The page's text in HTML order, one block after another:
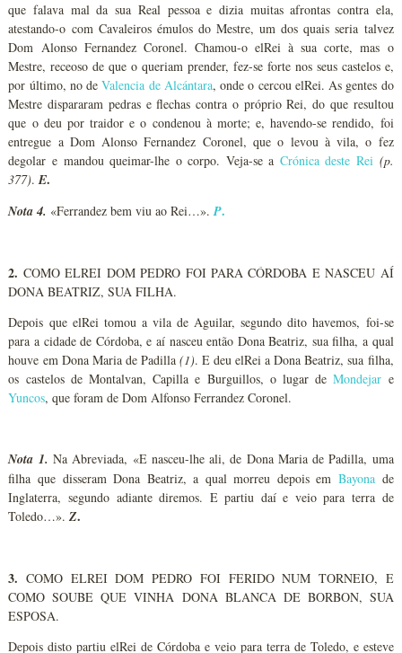
que falava mal da sua Real pessoa e dizia muitas afrontas contra ela,
atestando-o com Cavaleiros émulos do Mestre, um dos quais seria talvez
Dom Alonso Fernandez Coronel. Chamou-o elRei à sua corte, mas o
Mestre, receoso de que o queriam prender, fez-se forte nos seus castelos e,
por último, no deValencia de Alcántara, onde o cercou elRei. As gentes do
Mestre dispararam pedras e flechas contra o próprio Rei, do que resultou
que o deu por traidor e o condenou à morte; e, havendo-se rendido, foi
entregue a Dom Alonso Fernandez Coronel, que o levou à vila, o fez
degolar e mandou queimar-lhe o corpo. Veja-se a Crónica deste Rei (p.
377).E.
Nota 4. «Ferrandez bem viu ao Rei…».P.
2. COMO ELREI DOM PEDRO FOI PARA CÓRDOBA E NASCEU AÍ
DONA BEATRIZ, SUA FILHA.
Depois que elRei tomou a vila de Aguilar, segundo dito havemos, foi-se
para a cidade de Córdoba, e aí nasceu então Dona Beatriz, sua filha, a qual
houve em Dona Maria de Padilla (1). E deu elRei a Dona Beatriz, sua filha,
os castelos de Montalvan, Capilla e Burguillos, o lugar deMondejar e
Yuncos, que foram de Dom Alfonso Ferrandez Coronel.
Nota 1. Na Abreviada, «E nasceu-lhe ali, de Dona Maria de Padilla, uma
filha que disseram Dona Beatriz, a qual morreu depois em Bayonade
Inglaterra, segundo adiante diremos. E partiu daí e veio para terra de
Toledo…».Z.
3. COMO ELREI DOM PEDRO FOI FERIDO NUM TORNEIO, E
COMO SOUBE QUE VINHA DONA BLANCA DE BORBON, SUA
ESPOSA.
Depois disto partiu elRei de Córdoba e veio para terra de Toledo, e esteve